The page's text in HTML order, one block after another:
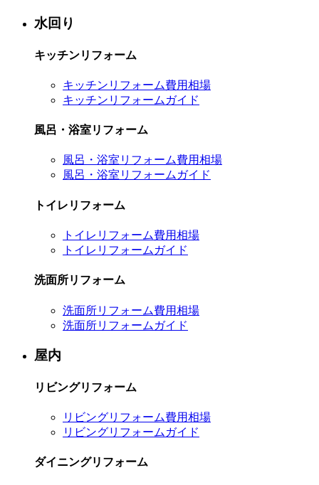
水回り
キッチンリフォーム
キッチンリフォーム費用相場
キッチンリフォームガイド
風呂・浴室リフォーム
風呂・浴室リフォーム費用相場
風呂・浴室リフォームガイド
トイレリフォーム
トイレリフォーム費用相場
トイレリフォームガイド
洗面所リフォーム
洗面所リフォーム費用相場
洗面所リフォームガイド
屋内
リビングリフォーム
リビングリフォーム費用相場
リビングリフォームガイド
ダイニングリフォーム